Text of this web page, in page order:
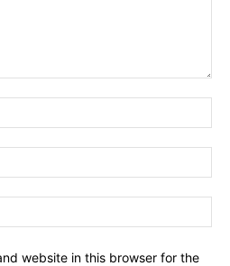
website in this browser for the